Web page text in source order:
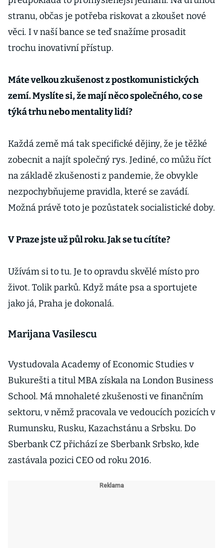
stranu, občas je potřeba riskovat a zkoušet nové
věci. I v naší bance se teď snažíme prosadit
trochu inovativní přístup.
Máte velkou zkušenost z postkomunistických
zemí. Myslíte si, že mají něco společného, co se
týká trhu nebo mentality lidí?
Každá země má tak specifické dějiny, že je těžké
zobecnit a najít společný rys. Jediné, co můžu říct
na základě zkušenosti z pandemie, že obvykle
nezpochybňujeme pravidla, které se zavádí.
Možná právě toto je pozůstatek socialistické doby.
V Praze jste už půl roku. Jak se tu cítíte?
Užívám si to tu. Je to opravdu skvělé místo pro
život. Tolik parků. Když máte psa a sportujete
jako já, Praha je dokonalá.
Marijana Vasilescu
Vystudovala Academy of Economic Studies v
Bukurešti a titul MBA získala na London Business
School. Má mnohaleté zkušenosti ve finančním
sektoru, v němž pracovala ve vedoucích pozicích v
Rumunsku, Rusku, Kazachstánu a Srbsku. Do
Sberbank CZ přichází ze Sberbank Srbsko, kde
zastávala pozici CEO od roku 2016.